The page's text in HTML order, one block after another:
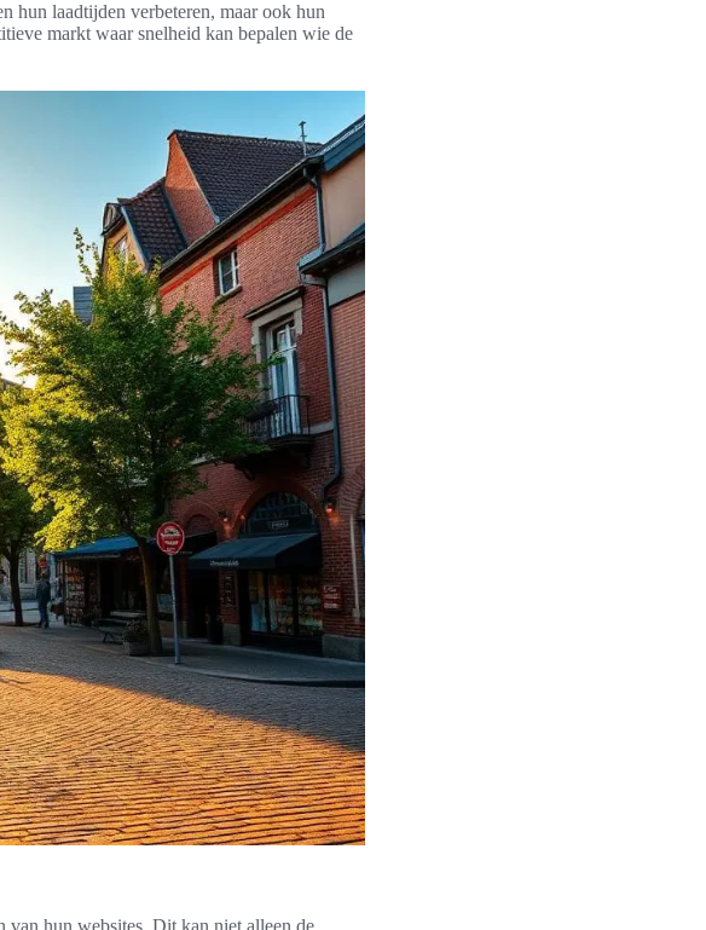
hun laadtijden verbeteren, maar ook hun
markt waar snelheid kan bepalen wie de
van hun websites. Dit kan niet alleen de